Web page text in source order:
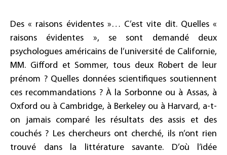
Des « raisons évidentes »… C’est vite dit. Quelles «
raisons évidentes », se sont demandé deux
psychologues américains de l’université de Californie,
MM. Gifford et Sommer, tous deux Robert de leur
prénom ? Quelles données scientifiques soutiennent
ces recommandations ? À la Sorbonne ou à Assas, à
Oxford ou à Cambridge, à Berkeley ou à Harvard, a-t-
on jamais comparé les résultats des assis et des
couchés ? Les chercheurs ont cherché, ils n’ont rien
trouvé dans la littérature savante. D’où l’idée